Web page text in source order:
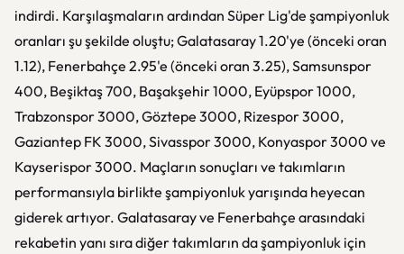
indirdi. Karşılaşmaların ardından Süper Lig'de şampiyonluk
oranları şu şekilde oluştu; Galatasaray 1.20'ye (önceki oran
1.12), Fenerbahçe 2.95'e (önceki oran 3.25), Samsunspor
400, Beşiktaş 700, Başakşehir 1000, Eyüpspor 1000,
Trabzonspor 3000, Göztepe 3000, Rizespor 3000,
Gaziantep FK 3000, Sivasspor 3000, Konyaspor 3000 ve
Kayserispor 3000. Maçların sonuçları ve takımların
performansıyla birlikte şampiyonluk yarışında heyecan
giderek artıyor. Galatasaray ve Fenerbahçe arasındaki
rekabetin yanı sıra diğer takımların da şampiyonluk için